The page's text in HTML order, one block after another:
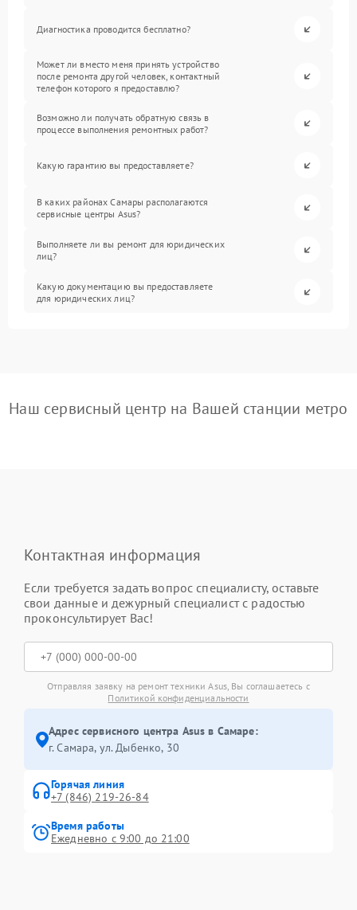
Диагностика проводится бесплатно?
Может ли вместо меня принять устройство
после ремонта другой человек, контактный
телефон которого я предоставлю?
Возможно ли получать обратную связь в
процессе выполнения ремонтных работ?
Какую гарантию вы предоставляете?
В каких районах Самары располагаются
сервисные центры Asus?
Выполняете ли вы ремонт для юридических
лиц?
Какую документацию вы предоставляете
для юридических лиц?
Наш сервисный центр на Вашей станции метро
Контактная информация
Если требуется задать вопрос специалисту, оставьте
свои данные и дежурный специалист с радостью
проконсультирует Вас!
Отправляя заявку на ремонт техники Asus, Вы соглашаетесь с
Политикой конфиденциальности
Адрес сервисного центра Asus в Самаре:
г. Самара, ул. Дыбенко, 30
Горячая линия
+7 (846) 219-26-84
Время работы
Ежедневно с 9:00 до 21:00